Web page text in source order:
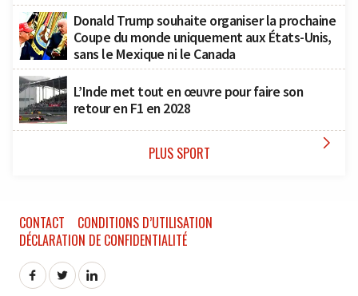
Donald Trump souhaite organiser la prochaine
Coupe du monde uniquement aux États-Unis,
sans le Mexique ni le Canada
L’Inde met tout en œuvre pour faire son
retour en F1 en 2028
PLUS SPORT 
CONTACT
CONDITIONS D’UTILISATION
DÉCLARATION DE CONFIDENTIALITÉ